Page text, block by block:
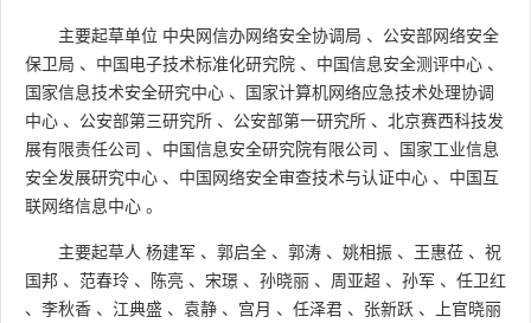
主要起草单位 中央网信办网络安全协调局 、 公安部网络安全
保卫局 、 中国电子技术标准化研究院 、 中国信息安全测评中心 、
国家信息技术安全研究中心 、
国家计算机网络应急技术处理协调
中心 、 公安部第三研究所 、 公安部第一研究所 、 北京赛西科技发
展有限责任公司 、 中国信息安全研究院有限公司 、
国家工业信息
安全发展研究中心 、 中国网络安全审查技术与认证中心 、 中国互
联网络信息中心 。
主要起草人 杨建军 、 郭启全 、 郭涛 、 姚相振 、 王惠莅 、 祝
国邦 、 范春玲 、 陈亮 、 宋璟 、 孙晓丽 、 周亚超 、 孙军 、 任卫红
、 李秋香 、 江典盛 、 袁静 、 宫月 、 任泽君 、 张新跃 、
上官晓丽